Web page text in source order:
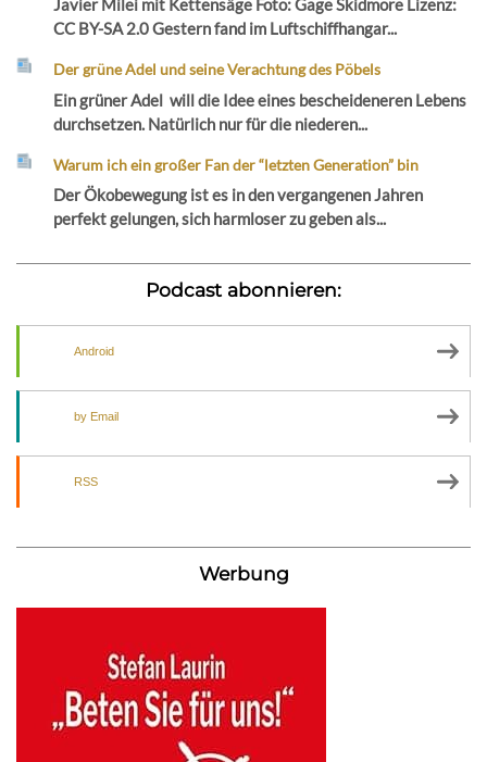
Javier Milei mit Kettensäge Foto: Gage Skidmore Lizenz:
CC BY-SA 2.0 Gestern fand im Luftschiffhangar...
Der grüne Adel und seine Verachtung des Pöbels
Ein grüner Adel will die Idee eines bescheideneren Lebens
durchsetzen. Natürlich nur für die niederen...
Warum ich ein großer Fan der “letzten Generation” bin
Der Ökobewegung ist es in den vergangenen Jahren
perfekt gelungen, sich harmloser zu geben als...
Podcast abonnieren:
Android
by Email
RSS
Werbung